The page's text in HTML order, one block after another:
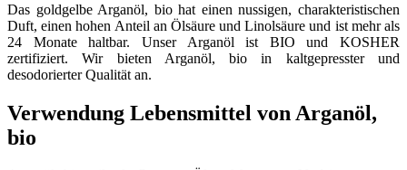
Das goldgelbe Arganöl, bio hat einen nussigen, charakteristischen
Duft, einen hohen Anteil an Ölsäure und Linolsäure und ist mehr als
24 Monate haltbar. Unser Arganöl ist BIO und KOSHER
zertifiziert. Wir bieten Arganöl, bio in kaltgepresster und
desodorierter Qualität an.
Verwendung Lebensmittel von Arganöl,
bio